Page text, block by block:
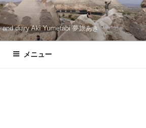
diary Aki Yumetabi 夢旅あき
メニュー